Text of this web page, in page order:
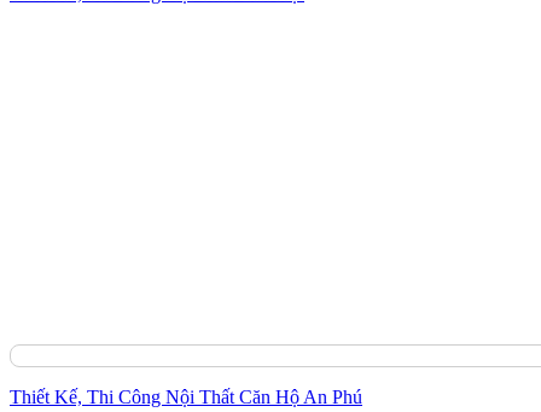
Thiết Kế, Thi Công Nội Thất Căn Hộ An Phú